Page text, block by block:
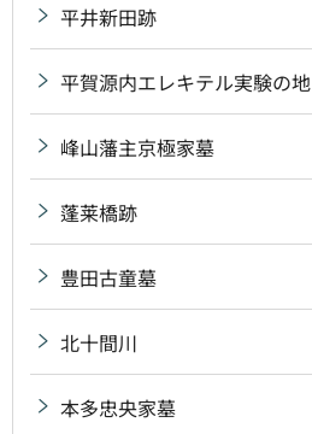
平井新田跡
平賀源内エレキテル実験の地
峰山藩主京極家墓
蓬莱橋跡
豊田古童墓
北十間川
本多忠央家墓